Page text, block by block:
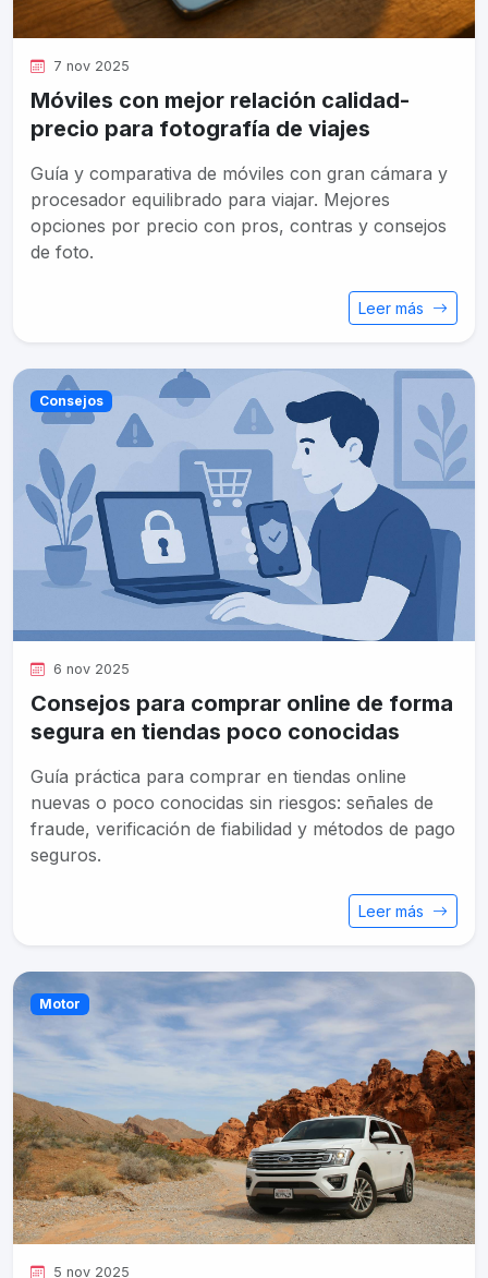
7 nov 2025
Móviles con mejor relación calidad-
precio para fotografía de viajes
Guía y comparativa de móviles con gran cámara y
procesador equilibrado para viajar. Mejores
opciones por precio con pros, contras y consejos
de foto.
Leer más
Consejos
6 nov 2025
Consejos para comprar online de forma
segura en tiendas poco conocidas
Guía práctica para comprar en tiendas online
nuevas o poco conocidas sin riesgos: señales de
fraude, verificación de fiabilidad y métodos de pago
seguros.
Leer más
Motor
5 nov 2025